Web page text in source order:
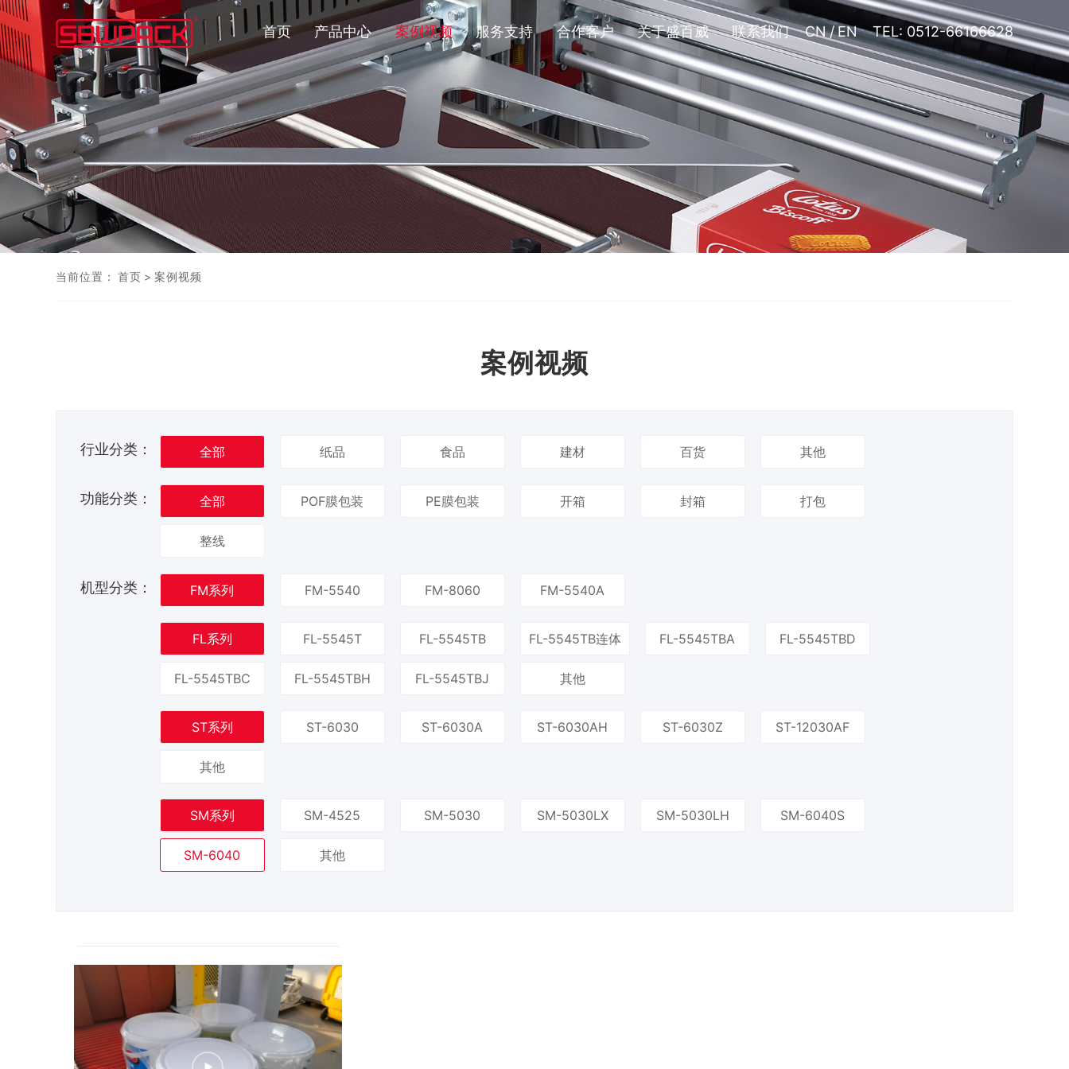
首页 产品中心 案例视频 服务支持 合作客户 关于盛百威 联系我们 CN/EN TEL: 0512-66166628
当前位置： 首页 > 案例视频
案例视频
行业分类： 全部 纸品 食品 建材 百货 其他
功能分类： 全部 POF膜包装 PE膜包装 开箱 封箱 打包
整线
机型分类： FM系列 FM-5540 FM-8060 FM-5540A
FL系列 FL-5545T FL-5545TB FL-5545TB连体 FL-5545TBA FL-5545TBD
FL-5545TBC FL-5545TBH FL-5545TBJ 其他
ST系列 ST-6030 ST-6030A ST-6030AH ST-6030Z ST-12030AF
其他
SM系列 SM-4525 SM-5030 SM-5030LX SM-5030LH SM-6040S
SM-6040 其他